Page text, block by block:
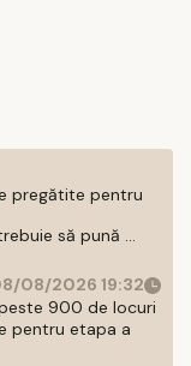
pregătite pentru
să pună ...
08/2026 19:32
900 de locuri
pentru etapa a